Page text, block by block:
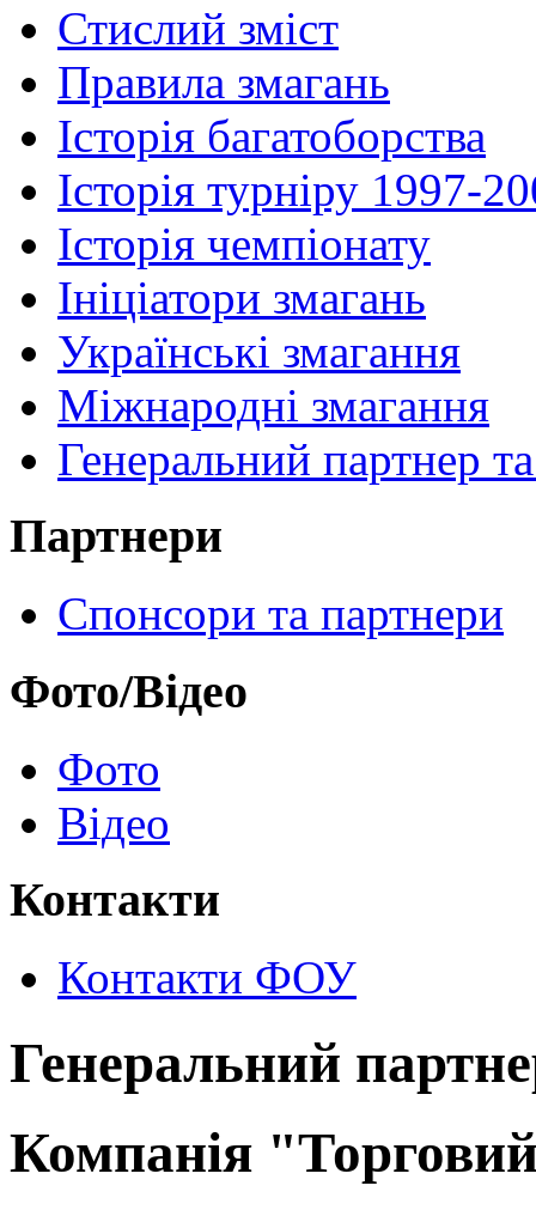
Стислий зміст
Правила змагань
Історія багатоборства
Історія турніру 1997-
Історія чемпіонату
Ініціатори змагань
Українські змагання
Міжнародні змагання
Генеральний партнер
Партнери
Спонсори та партнери
Фото/Відео
Фото
Відео
Контакти
Контакти ФОУ
Генеральний
Компанія